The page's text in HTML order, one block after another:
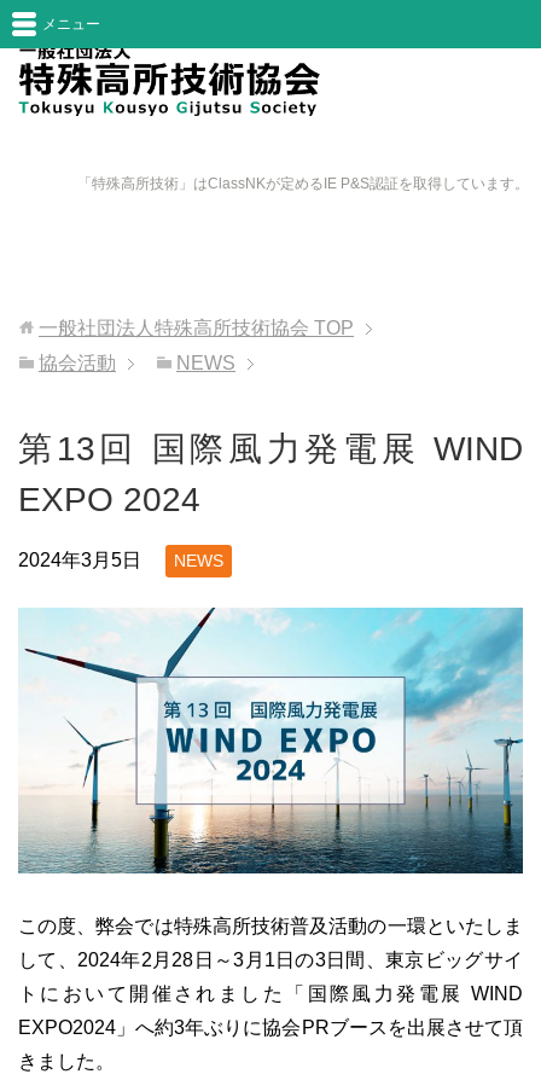
「特殊高所技術」はClassNKが定めるIE P&S認証を取得しています。
メニュー
一般社団法人特殊高所技術協会 TOP
協会活動
NEWS
第13回 国際風力発電展 WIND
EXPO 2024
2024年3月5日 NEWS
この度、弊会では特殊高所技術普及活動の一環といたしま
して、2024年2月28日～3月1日の3日間、東京ビッグサイ
トにおいて開催されました「国際風力発電展 WIND
EXPO2024」へ約3年ぶりに協会PRブースを出展させて頂
きました。